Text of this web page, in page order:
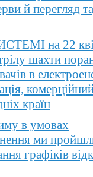
й перегляд
на 22
шахти
в
країн
в умовах
ми
графіків